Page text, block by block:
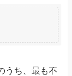
うち、最も不